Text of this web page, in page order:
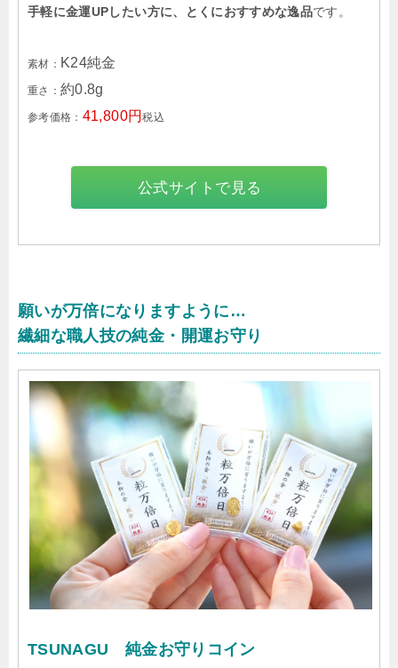
手軽に金運UPしたい方に、とくにおすすめな逸品です。
素材： K24純金
重さ：約0.8g
参考価格： 41,800円税込
公式サイトで見る
願いが万倍になりますように…
繊細な職人技の純金・開運お守り
TSUNAGU 純金お守りコイン